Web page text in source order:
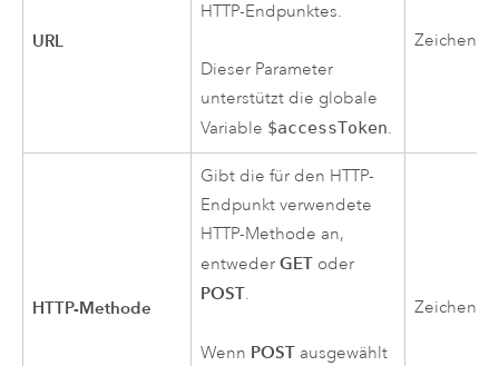
URL
HTTP-Endpunktes.
Dieser Parameter
unterstützt die globale
Variable $accessToken.
HTTP-Methode
Gibt die für den HTTP-
Endpunkt verwendete
HTTP-Methode an,
entwederGET oder
POST.
Wenn POST ausgewählt